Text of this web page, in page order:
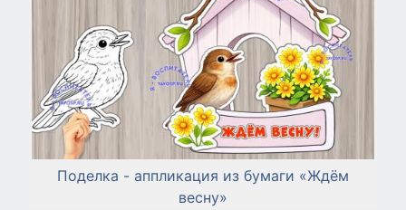
Поделка - аппликация из бумаги «Ждём
весну»